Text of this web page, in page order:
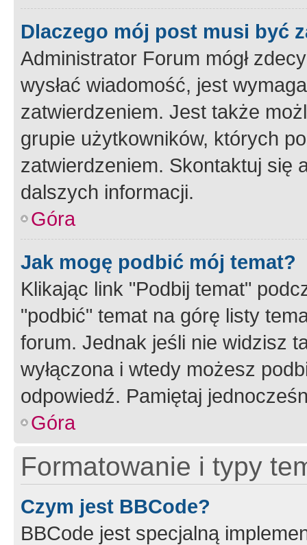
Dlaczego mój post musi być
Administrator Forum mógł
wysłać wiadomość, jest
zatwierdzeniem. Jest także
grupie użytkowników, których
zatwierdzeniem. Skontaktuj się
dalszych informacji.
Góra
Jak mogę podbić mój temat?
Klikając link "Podbij temat"
"podbić" temat na górę listy
forum. Jednak jeśli nie widzisz
wyłączona i wtedy możesz
odpowiedź. Pamiętaj
Góra
Formatowanie i typy
Czym jest BBCode?
BBCode jest specjalną